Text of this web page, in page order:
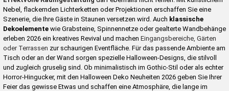
Nebel, flackernden Lichterketten oder Projektionen erschaffen Sie eine
Szenerie, die Ihre Gäste in Staunen versetzen wird. Auch klassische
Dekoelementewie Grabsteine, Spinnennetze oder gealterte Wandbehänge
erleben 2026 ein kreatives Revival und machen Eingangsbereiche, Gärten
oder Terrassen zur schaurigen Eventfläche. Für das passende Ambiente am
Tisch oder an der Wand sorgen spezielle Halloween-Designs, die stilvoll
und zugleich gruselig sind. Ob minimalistisch im Gothic-Stil oder als echter
Horror-Hingucker, mit den Halloween Deko Neuheiten 2026 geben Sie Ihrer
Feier das gewisse Etwas und schaffen eine Atmosphäre, die lange im